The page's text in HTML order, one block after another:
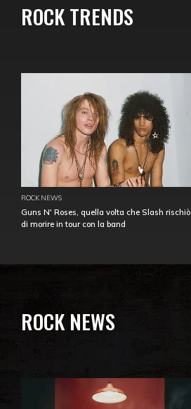
ROCK TRENDS
ROCK NEWS
Guns N' Roses, quella volta che Slash rischiò
di morire in tour con la band
ROCK NEWS